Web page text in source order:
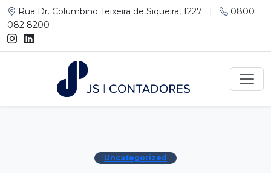
Rua Dr. Columbino Teixeira de Siqueira, 1227 |
0800
082 8200
Uncategorized